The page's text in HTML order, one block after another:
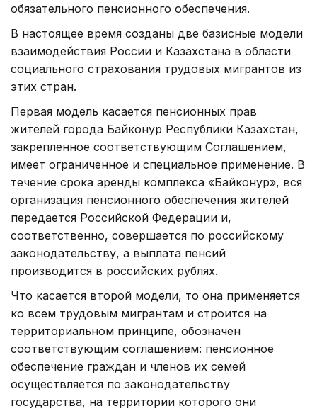
обязательного пенсионного обеспечения.
В настоящее время созданы две базисные модели
взаимодействия России и Казахстана в области
социального страхования трудовых мигрантов из
этих стран.
Первая модель касается пенсионных прав
жителей города Байконур Республики Казахстан,
закрепленное соответствующим Соглашением,
имеет ограниченное и специальное применение. В
течение срока аренды комплекса «Байконур», вся
организация пенсионного обеспечения жителей
передается Российской Федерации и,
соответственно, совершается по российскому
законодательству, а выплата пенсий
производится в российских рублях.
Что касается второй модели, то она применяется
ко всем трудовым мигрантам и строится на
территориальном принципе, обозначен
соответствующим соглашением: пенсионное
обеспечение граждан и членов их семей
осуществляется по законодательству
государства, на территории которого они